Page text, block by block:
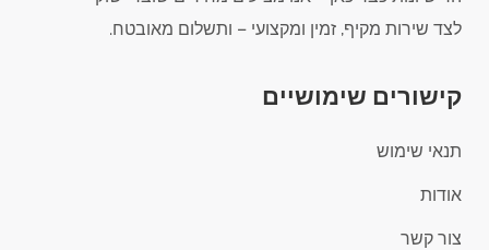
לצד שירות מקיף, זמין ומקצועי – ותשלום מאובטח.
קישורים שימושיים
תנאי שימוש
אודות
צור קשר